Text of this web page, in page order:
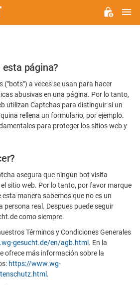
página?
("bots") a veces se usan para hacer
abusivas en una página. Por lo tanto,
utilizan Captchas para distinguir si un
rellena un formulario, por ejemplo.
para proteger los sitios web y
asegura que ningún bot visita
sitio web. Por lo tanto, por favor marque
esta manera sabemos que no es un
persona real. Despues puede seguir
como siempre.
Términos y Condiciones Generales
gesucht.de/en/agb.html . En la
ofrece más información sobre la
https://www.wg-
.